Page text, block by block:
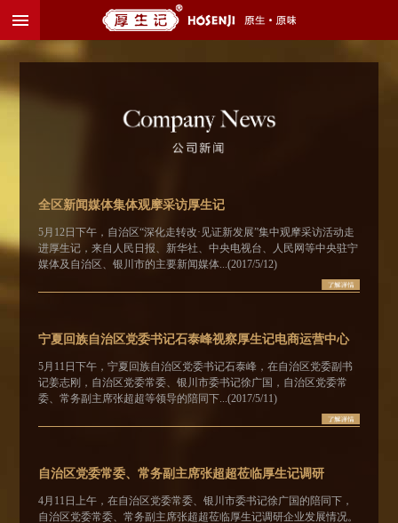
全区新闻媒体集体观摩采访厚生记
5月12日下午，自治区“深化走转改·见证新发展”集中观摩采访活动走
进厚生记，来自人民日报、新华社、中央电视台、人民网等中央驻宁
媒体及自治区、银川市的主要新闻媒体...(2017/5/12)
宁夏回族自治区党委书记石泰峰视察厚生记电商运营中心
5月11日下午，宁夏回族自治区党委书记石泰峰，在自治区党委副书
记姜志刚，自治区党委常委、银川市委书记徐广国，自治区党委常
委、常务副主席张超超等领导的陪同下...(2017/5/11)
自治区党委常委、常务副主席张超超莅临厚生记调研
4月11日上午，在自治区党委常委、银川市委书记徐广国的陪同下，
自治区党委常委、常务副主席张超超莅临厚生记调研企业发展情况。